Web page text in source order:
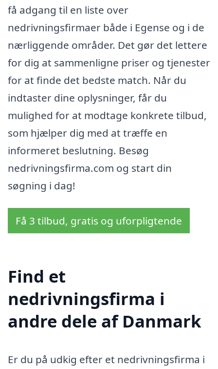
få adgang til en liste over
nedrivningsfirmaer både i Egense og i de
nærliggende områder. Det gør det lettere
for dig at sammenligne priser og tjenester
for at finde det bedste match. Når du
indtaster dine oplysninger, får du
mulighed for at modtage konkrete tilbud,
som hjælper dig med at træffe en
informeret beslutning. Besøg
nedrivningsfirma.com og start din
søgning i dag!
Få 3 tilbud, gratis og uforpligtende
Find et
nedrivningsfirma i
andre dele af Danmark
Er du på udkig efter et nedrivningsfirma i